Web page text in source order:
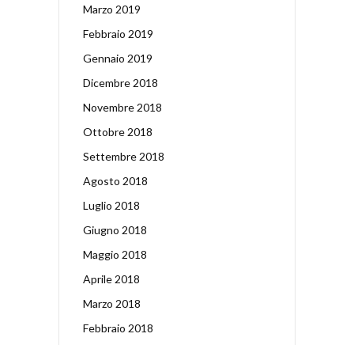
Marzo 2019
Febbraio 2019
Gennaio 2019
Dicembre 2018
Novembre 2018
Ottobre 2018
Settembre 2018
Agosto 2018
Luglio 2018
Giugno 2018
Maggio 2018
Aprile 2018
Marzo 2018
Febbraio 2018